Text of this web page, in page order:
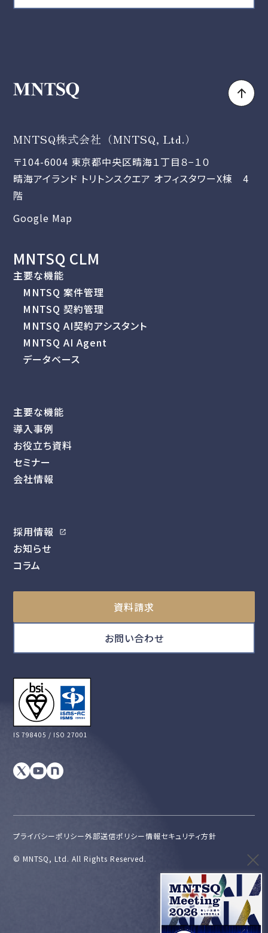
MNTSQ株式会社（MNTSQ, Ltd.）
〒104-6004 東京都中央区晴海１丁目８−１０
晴海アイランド トリトンスクエア オフィスタワーX棟 4
階
Google Map
MNTSQ CLM
主要な機能
MNTSQ 案件管理
MNTSQ 契約管理
MNTSQ AI契約アシスタント
MNTSQ AI Agent
データベース
主要な機能
導入事例
お役立ち資料
セミナー
会社情報
採用情報
お知らせ
コラム
資料請求
お問い合わせ
IS 798405 / ISO 27001
プライバシーポリシー外部送信ポリシー情報セキュリティ方針
©︎ MNTSQ, Ltd. All Rights Reserved.